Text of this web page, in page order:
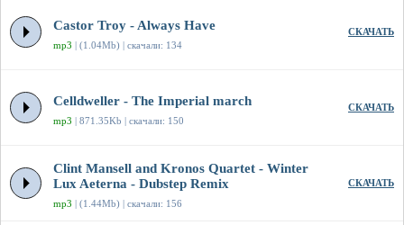
Castor Troy - Always Have
mp3 | (1.04Mb) | скачали: 134
СКАЧАТЬ
Celldweller - The Imperial march
mp3 | 871.35Kb | скачали: 150
СКАЧАТЬ
Clint Mansell and Kronos Quartet - Winter
Lux Aeterna - Dubstep Remix
mp3 | (1.44Mb) | скачали: 156
СКАЧАТЬ